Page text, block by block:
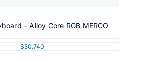
– Alloy Core RGB MERCO
$50.740